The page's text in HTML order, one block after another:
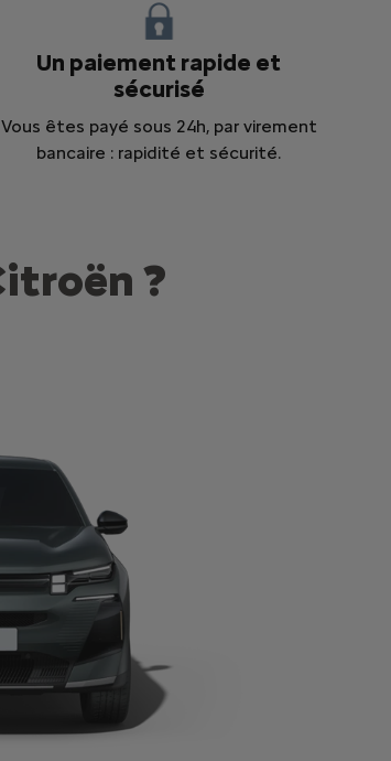
Un paiement rapide et
sécurisé
Vous êtes payé sous 24h, par virement
bancaire : rapidité et sécurité.
?